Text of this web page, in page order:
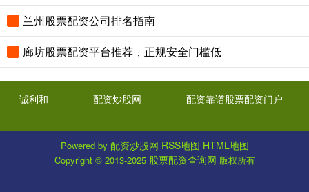
兰州股票配资公司排名指南
廊坊股票配资平台推荐，正规安全门槛低
诚利和 配资炒股网 配资靠谱股票配资门户
Powered by 配资炒股网 RSS地图 HTML地图
Copyright © 2013-2025 股票配资查询网 版权所有